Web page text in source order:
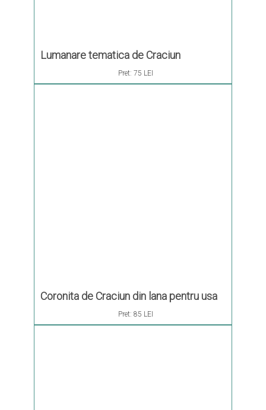
Lumanare tematica de Craciun
Pret: 75 LEI
Coronita de Craciun din lana pentru usa
Pret: 85 LEI